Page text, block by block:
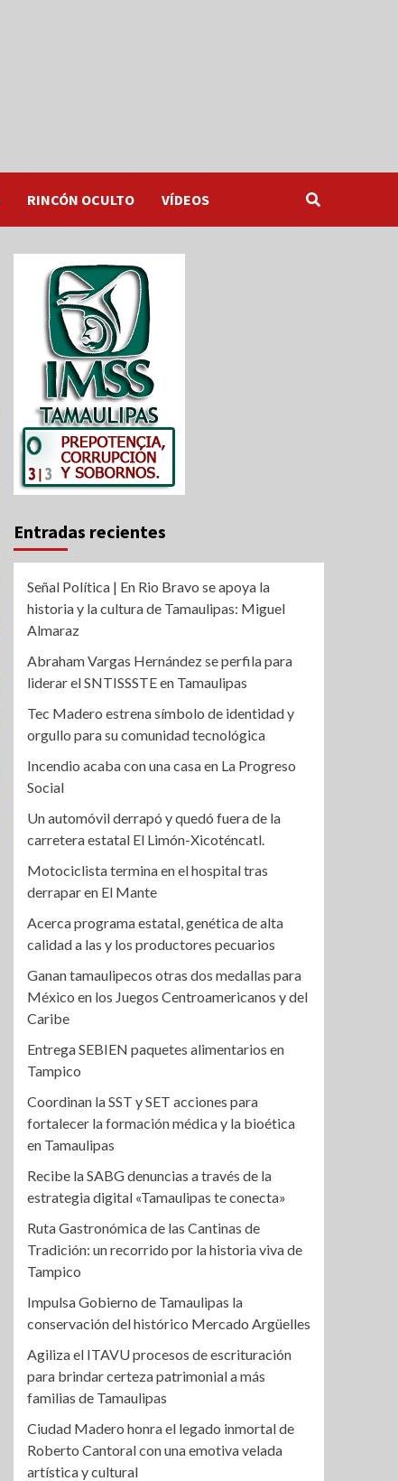
RINCÓN OCULTO VÍDEOS
Entradas recientes
Señal Política | En Rio Bravo se apoya la
historia y la cultura de Tamaulipas: Miguel
Almaraz
Abraham Vargas Hernández se perfila para
liderar el SNTISSSTE en Tamaulipas
Tec Madero estrena símbolo de identidad y
orgullo para su comunidad tecnológica
Incendio acaba con una casa en La Progreso
Social
Un automóvil derrapó y quedó fuera de la
carretera estatal El Limón-Xicoténcatl.
Motociclista termina en el hospital tras
derrapar en El Mante
Acerca programa estatal, genética de alta
calidad a las y los productores pecuarios
Ganan tamaulipecos otras dos medallas para
México en los Juegos Centroamericanos y del
Caribe
Entrega SEBIEN paquetes alimentarios en
Tampico
Coordinan la SST y SET acciones para
fortalecer la formación médica y la bioética
en Tamaulipas
Recibe la SABG denuncias a través de la
estrategia digital «Tamaulipas te conecta»
Ruta Gastronómica de las Cantinas de
Tradición: un recorrido por la historia viva de
Tampico
Impulsa Gobierno de Tamaulipas la
conservación del histórico Mercado Argüelles
Agiliza el ITAVU procesos de escrituración
para brindar certeza patrimonial a más
familias de Tamaulipas
Ciudad Madero honra el legado inmortal de
Roberto Cantoral con una emotiva velada
artística y cultural